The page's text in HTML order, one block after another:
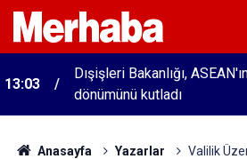
13:03
Dışişleri Bakanlığı,
dönümünü kutladı
Anasayfa Yazarlar
Valilik